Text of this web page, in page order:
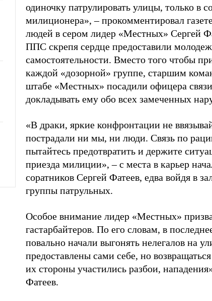
одиночку патрулировать улицы, только в
милиционера», – прокомментировал
людей в сером лидер «Местных» Сергей
ППС скрепя сердце предоставили
самостоятельности. Вместо того чтобы
каждой «дозорной» группе, старшим
штабе «Местных» посадили офицера
докладывать ему обо всех замеченных
«В драки, яркие конфронтации не
пострадали ни мы, ни люди. Связь по
пытайтесь предотвратить и держите
приезда милиции», – с места в карьер
соратников Сергей Фатеев, едва войдя в
группы патрульных.
Особое внимание лидер «Местных»
гастарбайтеров. По его словам, в
повально начали выгонять нелегалов на
предоставлены сами себе, но
их стороны участились разбои,
Фатеев.